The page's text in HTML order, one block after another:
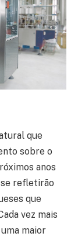
que
sobre o
anos
refletirão
que
vez mais
maior